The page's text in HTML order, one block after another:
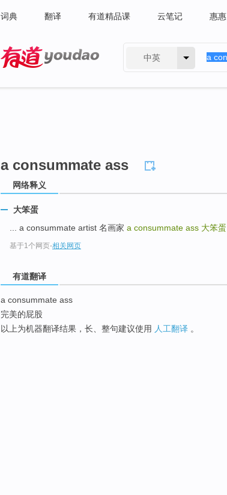
词典 翻译 有道精品课 云笔记 惠惠
中英
a consummate ass
网络释义
大笨蛋
... a consummate artist 名画家 a consummate ass 大笨蛋
基于1个网页-相关网页
有道翻译
a consummate ass
完美的屁股
以上为机器翻译结果，长、整句建议使用 人工翻译 。